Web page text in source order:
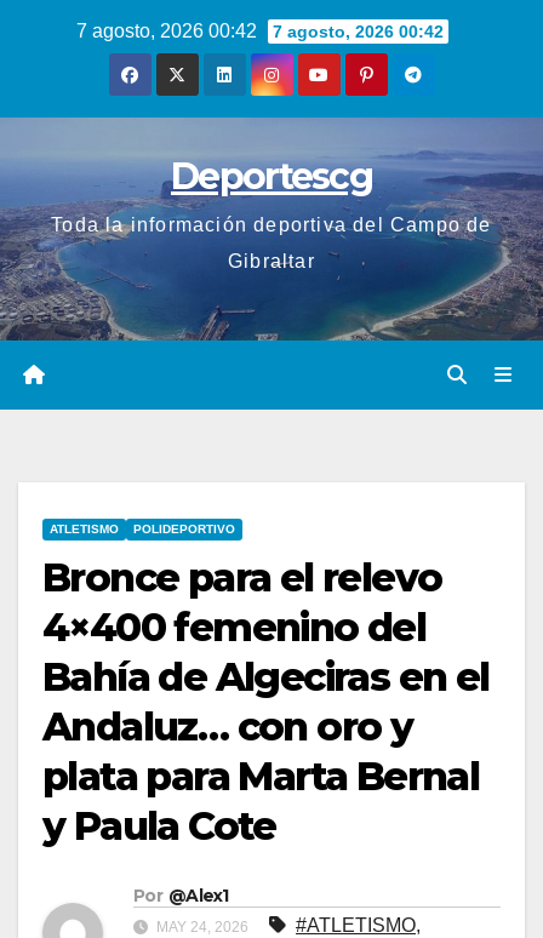
7 agosto, 2026 00:42 7 agosto, 2026 00:42
Deportescg
Toda la información deportiva del Campo de
Gibraltar
ATLETISMO POLIDEPORTIVO
Bronce para el relevo
4×400 femenino del
Bahía de Algeciras en el
Andaluz… con oro y
plata para Marta Bernal
y Paula Cote
Por @Alex1
MAY 24, 2026 #ATLETISMO,